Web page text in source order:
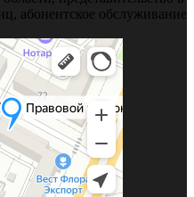
абонентское обслуживание